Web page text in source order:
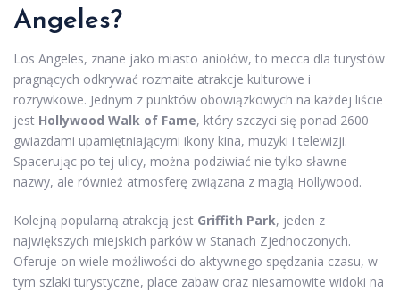
Angeles?
Los Angeles, znane jako miasto aniołów, to mecca dla turystów
pragnących odkrywać rozmaite atrakcje kulturowe i
rozrywkowe. Jednym z punktów obowiązkowych na każdej liście
jest Hollywood Walk of Fame, który szczyci się ponad 2600
gwiazdami upamiętniającymi ikony kina, muzyki i telewizji.
Spacerując po tej ulicy, można podziwiać nie tylko sławne
nazwy, ale również atmosferę związana z magią Hollywood.
Kolejną popularną atrakcją jest Griffith Park, jeden z
największych miejskich parków w Stanach Zjednoczonych.
Oferuje on wiele możliwości do aktywnego spędzania czasu, w
tym szlaki turystyczne, place zabaw oraz niesamowite widoki na